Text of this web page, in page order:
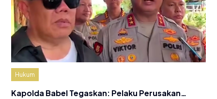
Hukum
Kapolda Babel Tegaskan: Pelaku Perusakan…